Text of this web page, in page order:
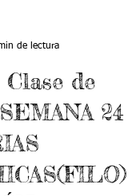
de lectura
Clase de
24